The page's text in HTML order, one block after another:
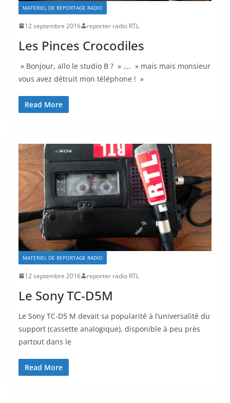
MATERIEL DE REPORTAGE RADIO
12 septembre 2016 reporter radio RTL
Les Pinces Crocodiles
» Bonjour, allo le studio B ? » …. » mais mais monsieur
vous avez détruit mon téléphone ! »
Read More
MATERIEL DE REPORTAGE RADIO
12 septembre 2016 reporter radio RTL
Le Sony TC-D5M
Le Sony TC-D5 M devait sa popularité à l’universalité du
support (cassette analogique), disponible à peu près
partout dans le
Read More